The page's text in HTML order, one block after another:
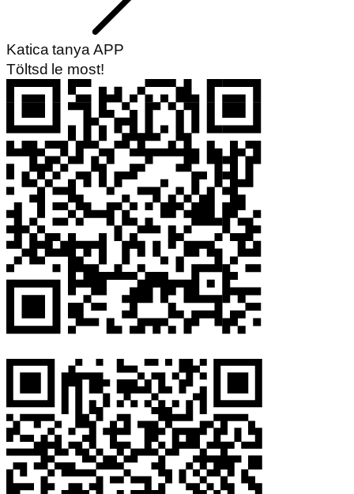
Katica tanya APP
Töltsd le most!